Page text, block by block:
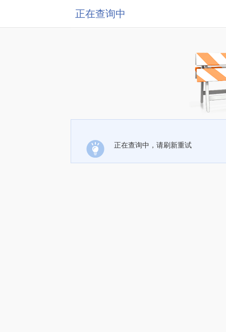
正在查询中
正在查询中，请刷新重试